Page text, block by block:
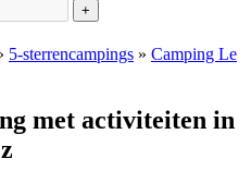
+
5-sterrencampings » Camping Le
met activiteiten in